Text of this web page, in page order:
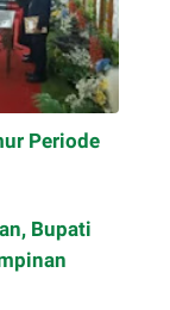
Periode
Bupati